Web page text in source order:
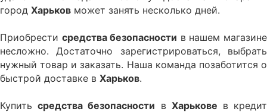
город Харьков может занять несколько дней.
Приобрести средства безопасности в нашем магазине
несложно. Достаточно зарегистрироваться, выбрать
нужный товар и заказать. Наша команда позаботится о
быстрой доставке в Харьков.
Купитьсредства безопасности в Харькове в кредит